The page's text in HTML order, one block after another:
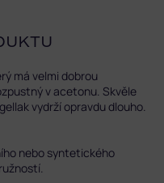
má velmi dobrou
v acetonu. Skvěle
vydrží opravdu dlouho.
nebo syntetického